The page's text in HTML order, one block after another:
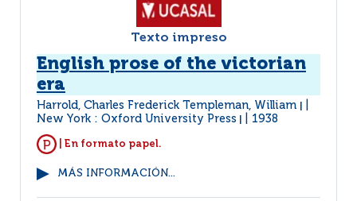
Texto impreso
English prose of the victorian
era
Harrold, Charles Frederick Templeman, William
New York : Oxford University Press 1938
| En formato papel.
MÁS INFORMACIÓN...